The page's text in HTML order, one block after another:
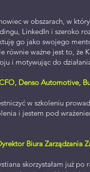
w obszarach, w
LinkedIn i szeroko
go jako swojego
równie ważne jest to, że
i motywując do
Denso Automotive,
w szkoleniu
i jestem pod
Biura
skorzystałam już